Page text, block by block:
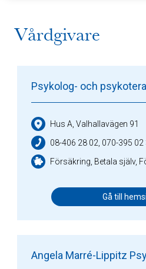
Vårdgivare
Psykolog- och
Hus A, Valhallavägen 91
08-406 28 02, 070-395 02
Försäkring, Betala själv,
Gå till
Angela Marré-Lippitz